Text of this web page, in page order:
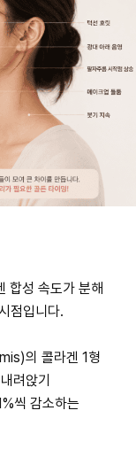
합성 속도가 분해
점입니다.
의 콜라겐 1형
려앉기
씩 감소하는